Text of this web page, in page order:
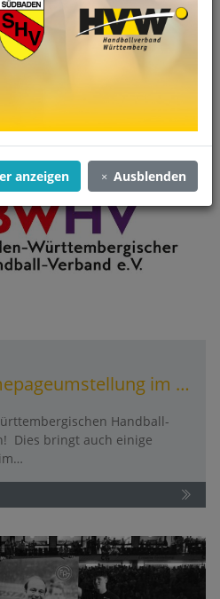
HOMEPAGE WIRD NICHT MEHR AKTUALISIERT!
Phoenix- und Homepageumstellung im Rahmen der Fusion
Handball-
Dies bringt auch einige
anzeigen Ausblenden